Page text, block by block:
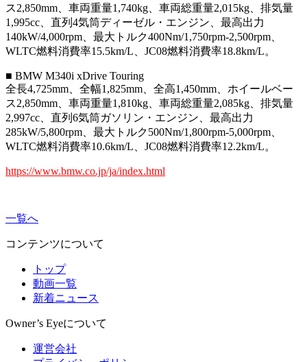
ス2,850mm、車両重量1,740kg、車両総重量2,015kg、排気量
1,995cc、直列4気筒ディーゼル・エンジン、最高出力
140kW/4,000rpm、最大トルク400Nm/1,750rpm-2,500rpm、
WLTC燃料消費率15.5km/L、JC08燃料消費率18.8km/L。
■ BMW M340i xDrive Touring
全長4,725mm、全幅1,825mm、全高1,450mm、ホイールベー
ス2,850mm、車両重量1,810kg、車両総重量2,085kg、排気量
2,997cc、直列6気筒ガソリン・エンジン、最高出力
285kW/5,800rpm、最大トルク500Nm/1,800rpm-5,000rpm、
WLTC燃料消費率10.6km/L、JC08燃料消費率12.2km/L。
https://www.bmw.co.jp/ja/index.html
一覧へ
コンテンツについて
トップ
動画一覧
新着ニュース
Owner’s Eyeについて
運営会社